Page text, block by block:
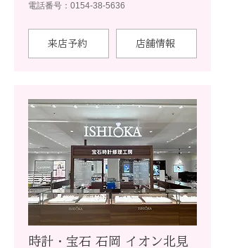
電話番号：0154-38-5636
来店予約 店舗情報
時計・宝石 石岡 イオン北見